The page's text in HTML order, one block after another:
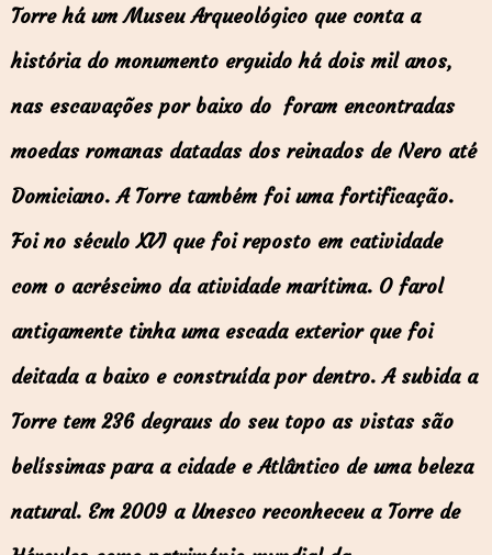
Torre há um Museu Arqueológico que conta a
história do monumento erguido há dois mil anos,
nas escavações por baixo do foram encontradas
moedas romanas datadas dos reinados de Nero até
Domiciano. A Torre também foi uma fortificação.
Foi no século XVI que foi reposto em catividade
com o acréscimo da atividade marítima. O farol
antigamente tinha uma escada exterior que foi
deitada a baixo e construída por dentro.A subida a
Torre tem 236 degraus do seu topo as vistas são
belíssimas para a cidade e Atlântico de uma beleza
natural. Em 2009 a Unesco reconheceu a Torre de